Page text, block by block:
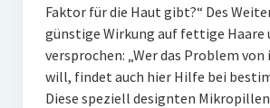
Faktor für die Haut gibt?“ Des
günstige Wirkung auf fettige Haare
versprochen: „Wer das Problem
will, findet auch hier Hilfe bei
Diese speziell designten